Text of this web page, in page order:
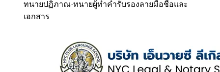
ทนายปฏิภาณ·ทนายผู้ทำคำรับรองลายมือชื่อและ
เอกสาร